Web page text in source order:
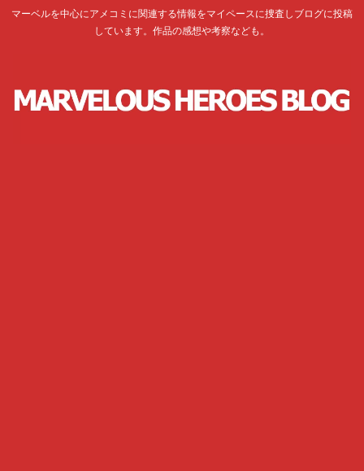
マーベルを中心にアメコミに関連する情報をマイペースに捜査しブログに投稿
しています。作品の感想や考察なども。